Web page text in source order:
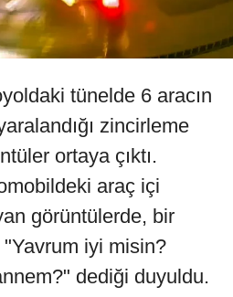
tünelde 6 aracın
zincirleme
ortaya çıktı.
araç içi
görüntülerde, bir
"Yavrum iyi misin?
dediği duyuldu.